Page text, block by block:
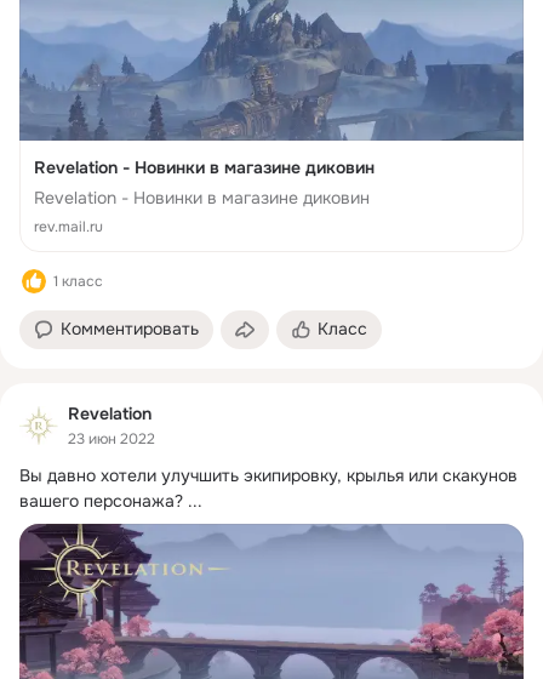
Revelation - Новинки в магазине диковин
Revelation - Новинки в магазине диковин
rev.mail.ru
1 класс
Комментировать Класс
Revelation
23 июн 2022
Вы давно хотели улучшить экипировку, крылья или скакунов
вашего персонажа? ...